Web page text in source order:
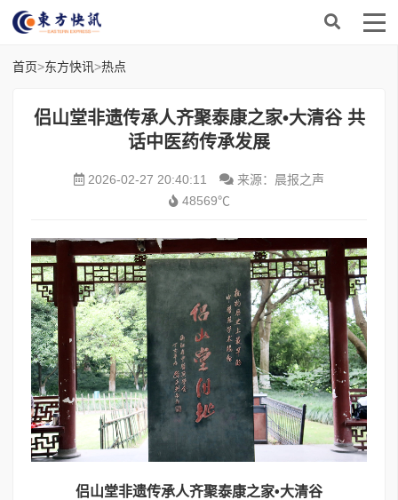
首页>东方快讯>热点
侣山堂非遗传承人齐聚泰康之家•大清谷 共
话中医药传承发展
2026-02-27 20:40:11
来源：晨报之声
48569℃
侣山堂非遗传承人齐聚泰康之家•大清谷